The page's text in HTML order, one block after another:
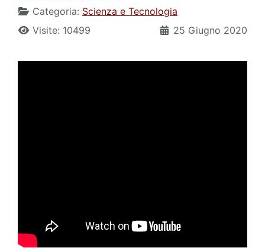
Categoria: Scienza e Tecnologia
25 Giugno 2020
Visite: 10499